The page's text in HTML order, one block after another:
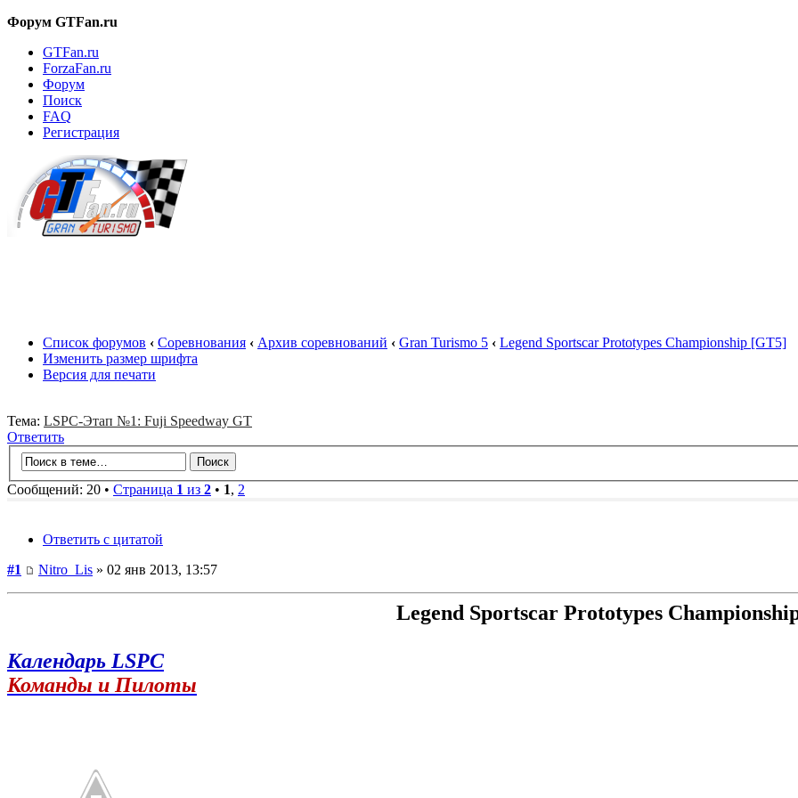
Форум GTFan.ru
GTFan.ru
ForzaFan.ru
Форум
Поиск
FAQ
Регистрация
Список форумов ‹ Соревнования ‹ Архив соревнований ‹ Gran Turismo 5 ‹ Legend Sportscar Prototypes Championship [GT5]
Изменить размер шрифта
Версия для печати
Тема: LSPC-Этап №1: Fuji Speedway GT
Ответить
Сообщений: 20 • Страница 1 из 2 • 1, 2
Ответить с цитатой
#1
Nitro_Lis » 02 янв 2013, 13:57
Legend Sportscar Prototypes
Календарь LSPC
Команды и Пилоты